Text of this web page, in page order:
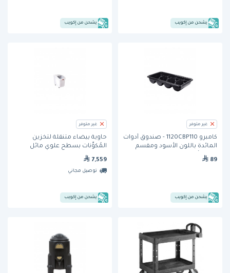
يشحن من إكويب يشحن من إكويب
غير متوفر
كامبرو 1120CBP110 - صندوق أدوات
المائدة باللون الأسود ومقسم
لأربعة أقسام
89
يشحن من إكويب
غير متوفر
حاوية بيضاء متنقلة لتخزين
المُكوِّنات بسطح علوي مائل
ربرميد
7,559
توصيل مجاني
يشحن من إكويب